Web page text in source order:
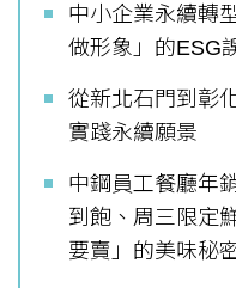
中小企業永續轉
做形象」的ESG
從新北石門到彰
實踐永續願景
中鋼員工餐廳年
到飽、周三限定
要賣」的美味秘